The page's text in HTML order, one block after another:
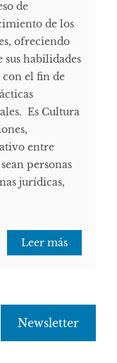
de
de los
ofreciendo
habilidades
el fin de
Es Cultura
entre
personas
jurídicas,
Leer más
Newsletter